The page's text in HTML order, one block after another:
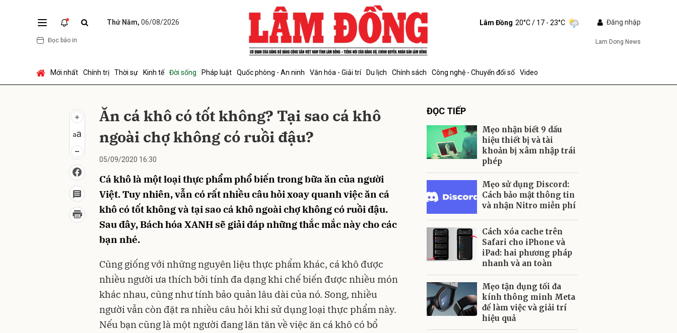
Thứ Năm, 06/08/2026
Đọc báo in
Lâm Đồng 20°C/ 17 - 23°C Đăng nhập
Lam Dong News
Mới nhất Chính trị Thời sự Kinh tế Đời sống Pháp luật Quốc phòng - An ninh Văn hóa - Giải trí Du lịch Chính sách Công nghệ - Chuyển đổi số Video
Ăn cá khô có tốt không? Tại sao cá khô
ngoài chợ không có ruồi đậu?
05/09/2020 16:30
Cá khô là một loại thực phẩm phổ biến trong bữa ăn của người
Việt. Tuy nhiên, vẫn có rất nhiều câu hỏi xoay quanh việc ăn cá
khô có tốt không và tại sao cá khô ngoài chợ không có ruồi đậu.
Sau đây, Bách hóa XANH sẽ giải đáp những thắc mắc này cho các
bạn nhé.
Cũng giống với những nguyên liệu thực phẩm khác, cá khô được
nhiều người ưa thích bởi tính đa dạng khi chế biến được nhiều món
khác nhau, cũng như tính bảo quản lâu dài của nó. Song, nhiều
người vẫn còn đặt ra nhiều câu hỏi khi sử dụng loại thực phẩm này.
Nếu bạn cũng là một người đang lăn tăn về việc ăn cá khô có bổ
ĐỌC TIẾP
Mẹo nhận biết 9 dấu
hiệu thiết bị và tài
khoản bị xâm nhập trái
phép
Mẹo sử dụng Discord:
Cách bảo mật thông tin
và nhận Nitro miễn phí
Cách xóa cache trên
Safari cho iPhone và
iPad: hai phương pháp
nhanh và an toàn
Mẹo tận dụng tối đa
kính thông minh Meta
để làm việc và giải trí
hiệu quả
Gửi bình luận